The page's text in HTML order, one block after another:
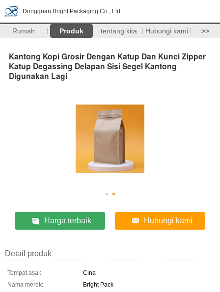
Dongguan Bright Packaging Co., Ltd.
Rumah Produk tentang kita Hubungi kami >>
Kantong Kopi Grosir Dengan Katup Dan Kunci Zipper
Katup Degassing Delapan Sisi Segel Kantong
Digunakan Lagi
Harga terbaik Hubungi kami
Detail produk
Tempat asal:
Cina
Nama merek:
Bright Pack